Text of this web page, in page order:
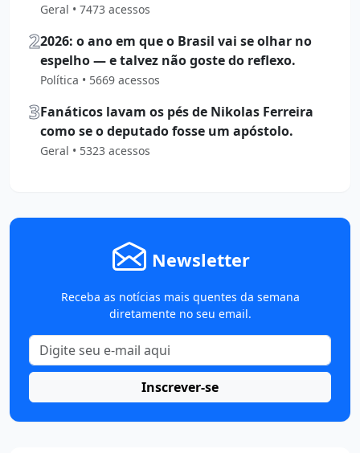
Geral • 7473 acessos
22026: o ano em que o Brasil vai se olhar no
espelho — e talvez não goste do reflexo.
Política • 5669 acessos
3Fanáticos lavam os pés de Nikolas Ferreira
como se o deputado fosse um apóstolo.
Geral • 5323 acessos
Newsletter
Receba as notícias mais quentes da semana
diretamente no seu email.
Inscrever-se